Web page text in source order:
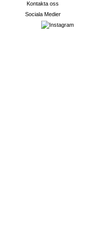
Kontakta oss
Sociala Medier